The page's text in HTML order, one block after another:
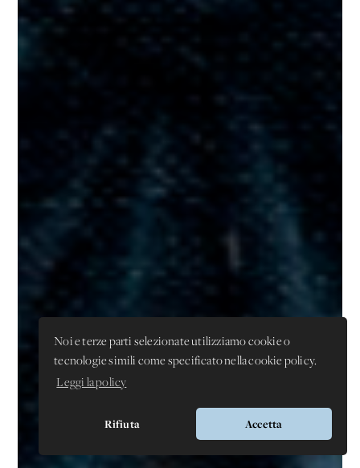
Noi e terze parti selezionate utilizziamo cookie o
tecnologie simili come specificato nella cookie policy.
Leggi la policy
Rifiuta Accetta